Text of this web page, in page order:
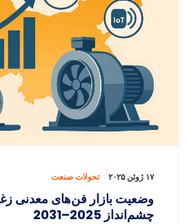
۱۷ ژوئن ۲۰۲۵ تحولات صنعت
وضعیت بازار فن‌های معدنی
چشم‌انداز 2025–2031